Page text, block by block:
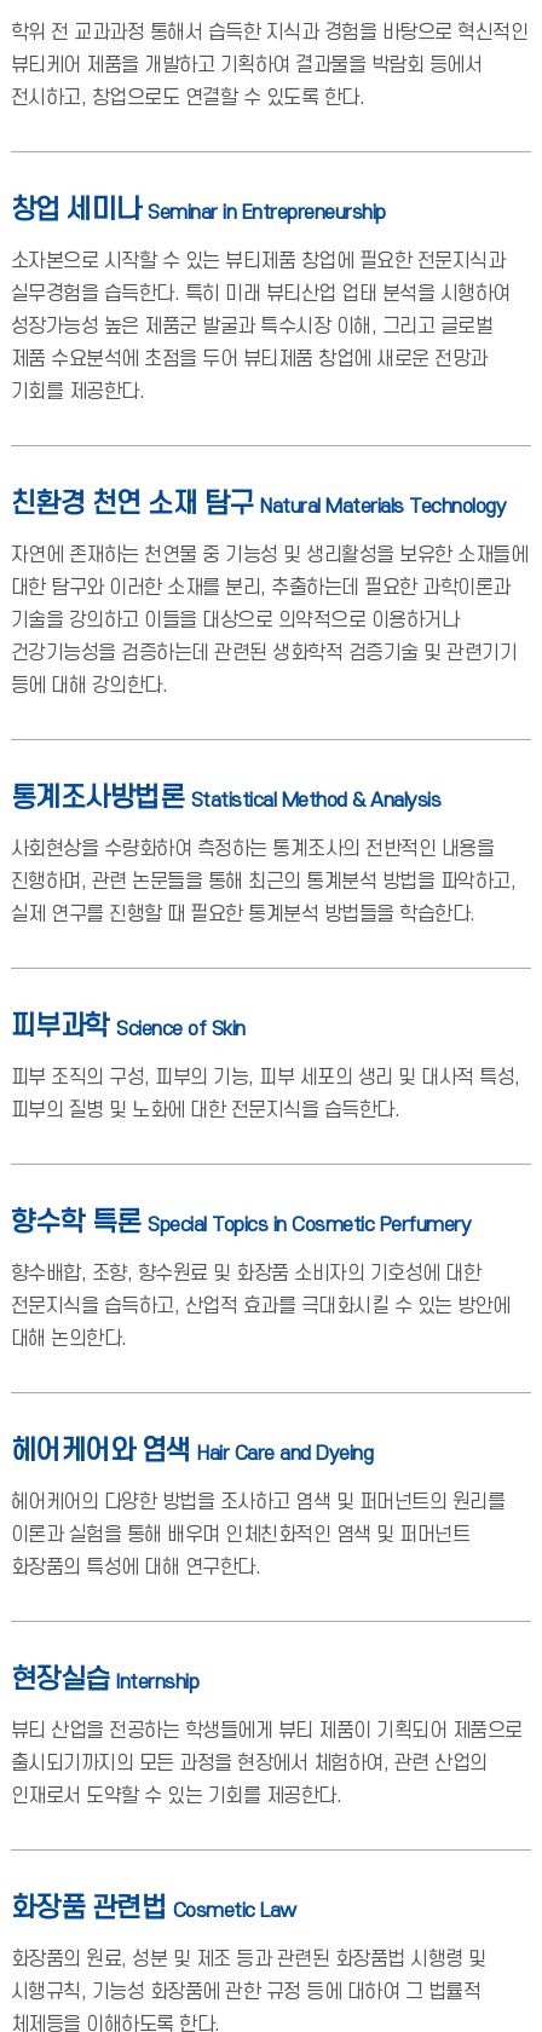
학위 전 교과과정 통해서 습득한 지식과 경험을 바탕으로 혁신적인
뷰티케어 제품을 개발하고 기획하여 결과물을 박람회 등에서
전시하고, 창업으로도 연결할 수 있도록 한다.
창업 세미나 Seminar in Entrepreneurship
소자본으로 시작할 수 있는 뷰티제품 창업에 필요한 전문지식과
실무경험을 습득한다. 특히 미래 뷰티산업 업태 분석을 시행하여
성장가능성 높은 제품군 발굴과 특수시장 이해, 그리고 글로벌
제품 수요분석에 초점을 두어 뷰티제품 창업에 새로운 전망과
기회를 제공한다.
친환경 천연 소재 탐구 Natural Materials Technology
자연에 존재하는 천연물 중 기능성 및 생리활성을 보유한 소재들에
대한 탐구와 이러한 소재를 분리, 추출하는데 필요한 과학이론과
기술을 강의하고 이들을 대상으로 의약적으로 이용하거나
건강기능성을 검증하는데 관련된 생화학적 검증기술 및 관련기기
등에 대해 강의한다.
통계조사방법론 Statistical Method & Analysis
사회현상을 수량화하여 측정하는 통계조사의 전반적인 내용을
진행하며, 관련 논문들을 통해 최근의 통계분석 방법을 파악하고,
실제 연구를 진행할 때 필요한 통계분석 방법들을 학습한다.
피부과학 Science of Skin
피부 조직의 구성, 피부의 기능, 피부 세포의 생리 및 대사적 특성,
피부의 질병 및 노화에 대한 전문지식을 습득한다.
향수학 특론 Special Topics in Cosmetic Perfumery
향수배합, 조향, 향수원료 및 화장품 소비자의 기호성에 대한
전문지식을 습득하고, 산업적 효과를 극대화시킬 수 있는 방안에
대해 논의한다.
헤어케어와 염색 Hair Care and Dyeing
헤어케어의 다양한 방법을 조사하고 염색 및 퍼머넌트의 원리를
이론과 실험을 통해 배우며 인체친화적인 염색 및 퍼머넌트
화장품의 특성에 대해 연구한다.
현장실습 Internship
뷰티 산업을 전공하는 학생들에게 뷰티 제품이 기획되어 제품으로
출시되기까지의 모든 과정을 현장에서 체험하여, 관련 산업의
인재로서 도약할 수 있는 기회를 제공한다.
화장품 관련법 Cosmetic Law
화장품의 원료, 성분 및 제조 등과 관련된 화장품법 시행령 및
시행규칙, 기능성 화장품에 관한 규정 등에 대하여 그 법률적
체제등을 이해하도록 한다.